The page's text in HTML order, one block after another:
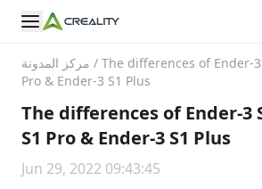
مركز المدونة / The differences of Ender-3
Pro & Ender-3 S1 Plus
The differences of Ender-3
S1 Pro & Ender-3 S1 Plus
Jun 29, 2022 09:43:45